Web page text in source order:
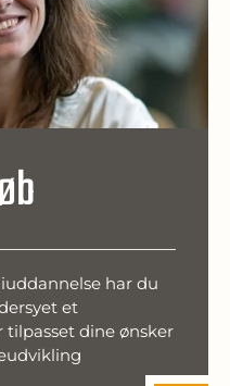
har du
et
tilpasset dine ønsker